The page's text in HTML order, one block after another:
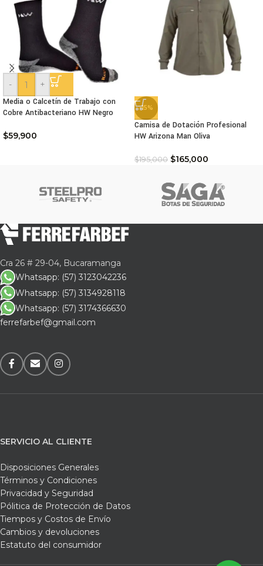
-
+
Media o Calcetín de Trabajo con
Cobre Antibacteriano HW Negro
$59,900
-15%
Camisa de Dotación Profesional
HW Arizona Man Oliva
$195,000 $165,000
Cra 26 # 29-04, Bucaramanga
Whatsapp: (57) 3123042236
Whatsapp: (57) 3134928118
Whatsapp: (57) 3174366630
ferrefarbef@gmail.com
SERVICIO AL CLIENTE
Disposiciones Generales
Términos y Condiciones
Privacidad y Seguridad
Pólitica de Protección de Datos
Tiempos y Costos de Envío
Cambios y devoluciones
Estatuto del consumidor